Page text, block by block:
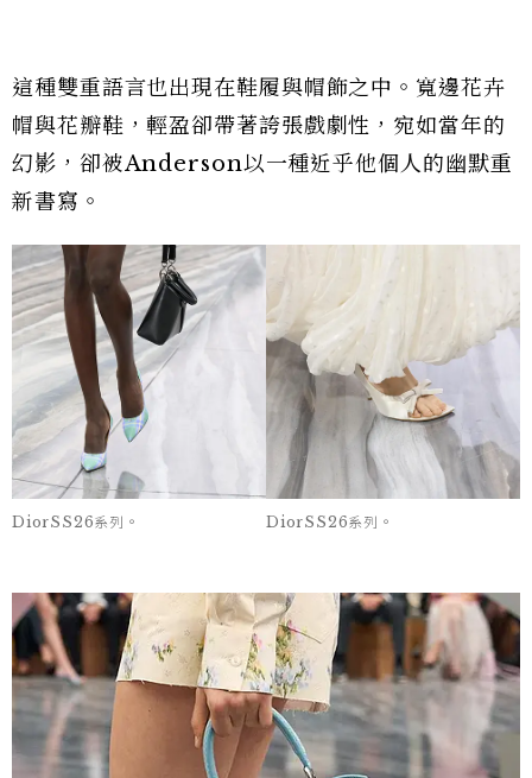
這種雙重語言也出現在鞋履與帽飾之中。寬邊花卉
帽與花瓣鞋，輕盈卻帶著誇張戲劇性，宛如當年的
幻影，卻被Anderson以一種近乎他個人的幽默重
新書寫。
DiorSS26系列。 DiorSS26系列。